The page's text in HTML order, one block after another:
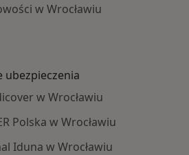
w Wrocławiu
ubezpieczenia
w Wrocławiu
Polska w Wrocławiu
Iduna w Wrocławiu